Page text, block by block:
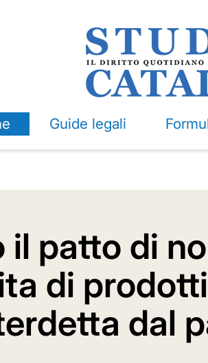
Guide legali
il patto di
di
dal